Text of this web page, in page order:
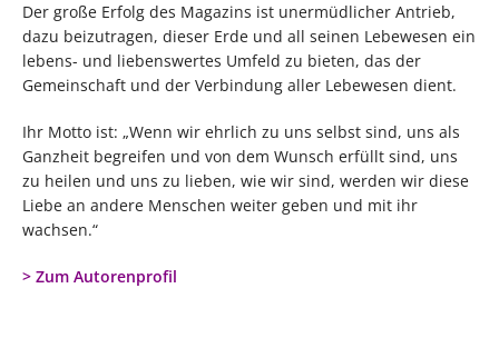
Der große Erfolg des Magazins ist unermüdlicher Antrieb,
dazu beizutragen, dieser Erde und all seinen Lebewesen ein
lebens- und liebenswertes Umfeld zu bieten, das der
Gemeinschaft und der Verbindung aller Lebewesen dient.
Ihr Motto ist: „Wenn wir ehrlich zu uns selbst sind, uns als
Ganzheit begreifen und von dem Wunsch erfüllt sind, uns
zu heilen und uns zu lieben, wie wir sind, werden wir diese
Liebe an andere Menschen weiter geben und mit ihr
wachsen.“
> Zum Autorenprofil